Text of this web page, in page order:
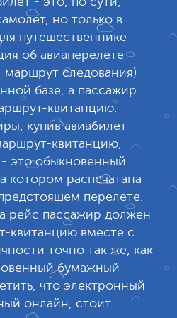
но только в
путешественнике
об авиаперелете
маршрут следования)
базе, а пассажир
квитанцию.
купив авиабилет
квитанцию,
это обыкновенный
котором распечатана
перелете.
рейс пассажир должен
квитанцию вместе с
точно так же, как
бумажный
что электронный
онлайн, стоит